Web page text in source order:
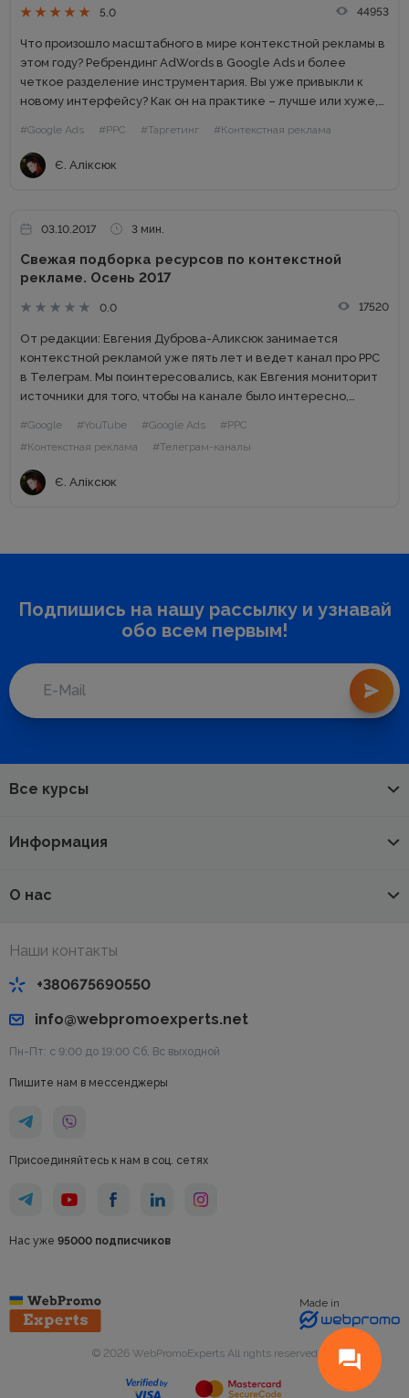
5.0 44953
Что произошло масштабного в мире контекстной рекламы в
этом году? Ребрендинг AdWords в Google Ads и более
четкое разделение инструментария. Вы уже привыкли к
новому интерфейсу? Как он на практике – лучше или хуже,
#Google Ads #PPC #Таргетинг #Контекстная реклама
Є. Аліксюк
03.10.2017 3 мин.
Cвежая подборка ресурсов по контекстной
рекламе. Осень 2017
0.0 17520
От редакции: Евгения Дуброва-Аликсюк занимается
контекстной рекламой уже пять лет и ведет канал про PPC
в Телеграм. Мы поинтересовались, как Евгения мониторит
источники для того, чтобы на канале было интересно,
публикации. Вся сила...
#Google #YouTube #Google Ads
#PPC
#Контекстная реклама
#Телеграм-каналы
Є. Аліксюк
Подпишись на нашу рассылку и узнавай
обо всем первым!
Все курсы
Информация
О нас
Наши контакты
+380675690550
info@webpromoexperts.net
Пн-Пт: с 9:00 до 19:00 Cб, Вс выходной
Пишите нам в мессенджеры
Присоединяйтесь к нам в соц. сетях
Нас уже 95000 подписчиков
Made in
© 2026 WebPromoExperts All rights reserved